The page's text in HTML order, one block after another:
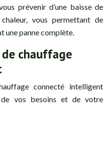
prévenir d’une baisse de
vous permettant de
une panne complète.
chauffage
connecté intelligent
de vos besoins et de votre